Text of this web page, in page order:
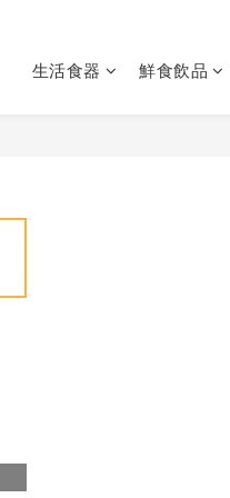
生活食器 鮮食飲品